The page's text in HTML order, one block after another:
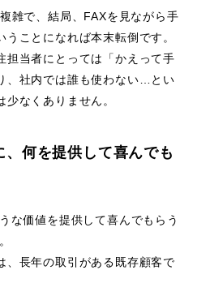
雑で、結局、FAXを見ながら手
うことになれば本末転倒です。
担当者にとっては「かえって手
、社内では誰も使わない…とい
なくありません。
何を提供して喜んでも
な価値を提供して喜んでもらう
、長年の取引がある既存顧客で